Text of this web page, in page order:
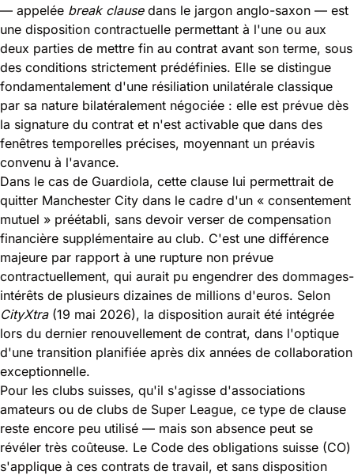
— appelée break clausedans le jargon anglo-saxon — est
une disposition contractuelle permettant à l'une ou aux
deux parties de mettre fin au contrat avant son terme, sous
des conditions strictement prédéfinies. Elle se distingue
fondamentalement d'une résiliation unilatérale classique
par sa nature bilatéralement négociée : elle est prévue dès
la signature du contrat et n'est activable que dans des
fenêtres temporelles précises, moyennant un préavis
convenu à l'avance.
Dans le cas de Guardiola, cette clause lui permettrait de
quitter Manchester City dans le cadre d'un « consentement
mutuel » préétabli, sans devoir verser de compensation
financière supplémentaire au club. C'est une différence
majeure par rapport à une rupture non prévue
contractuellement, qui aurait pu engendrer des dommages-
intérêts de plusieurs dizaines de millions d'euros. Selon
CityXtra(19 mai 2026), la disposition aurait été intégrée
lors du dernier renouvellement de contrat, dans l'optique
d'une transition planifiée après dix années de collaboration
exceptionnelle.
Pour les clubs suisses, qu'il s'agisse d'associations
amateurs ou de clubs de Super League, ce type de clause
reste encore peu utilisé — mais son absence peut se
révéler très coûteuse. Le Code des obligations suisse (CO)
s'applique à ces contrats de travail, et sans disposition